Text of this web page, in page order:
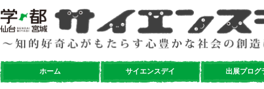
ホーム サイエンスデイ 出展プログ